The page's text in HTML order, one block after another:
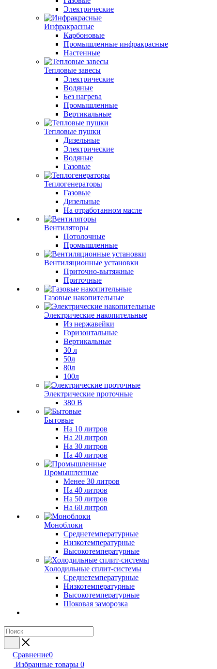
Электрические
Инфракрасные
Карбоновые
Промышленные инфракрасные
Настенные
Тепловые завесы
Электрические
Водяные
Без нагрева
Промышленные
Вертикальные
Тепловые пушки
Дизельные
Электрические
Водяные
Газовые
Теплогенераторы
Газовые
Дизельные
На отработанном масле
Вентиляторы
Потолочные
Промышленные
Вентиляционные установки
Приточно-вытяжные
Приточные
Газовые накопительные
Электрические накопительные
Из нержавейки
Горизонтальные
Вертикальные
30 л
50л
80л
100л
Электрические проточные
380 В
Бытовые
На 10 литров
На 20 литров
На 30 литров
На 40 литров
Промышленные
Менее 30 литров
На 40 литров
На 50 литров
На 60 литров
Моноблоки
Среднетемпературные
Низкотемпературные
Высокотемпературные
Холодильные сплит-системы
Среднетемпературные
Низкотемпературные
Высокотемпературные
Шоковая заморозка
Сравнение0
Избранные товары 0